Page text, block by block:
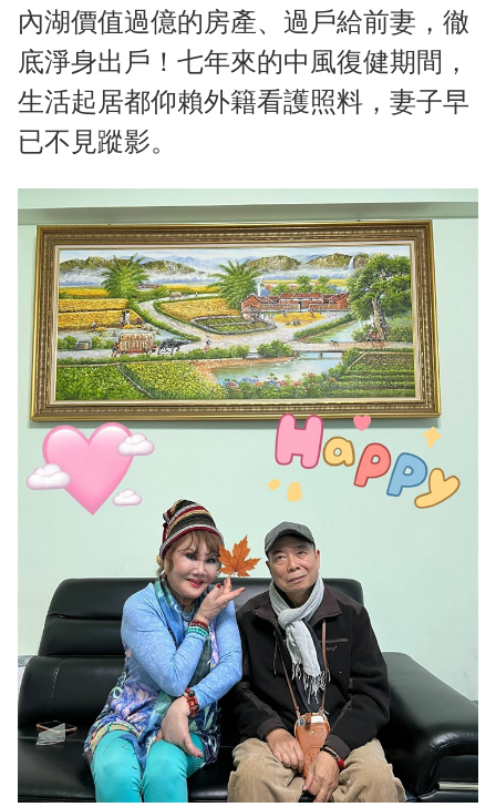
內湖價值過億的房產、過戶給前妻，徹
底淨身出戶！七年來的中風復健期間，
生活起居都仰賴外籍看護照料，妻子早
已不見蹤影。